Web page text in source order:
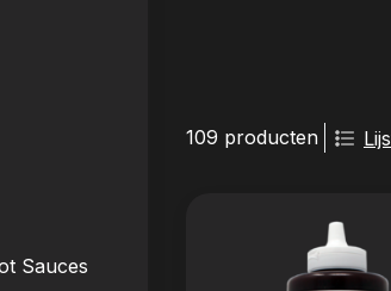
109 producten
Sauces